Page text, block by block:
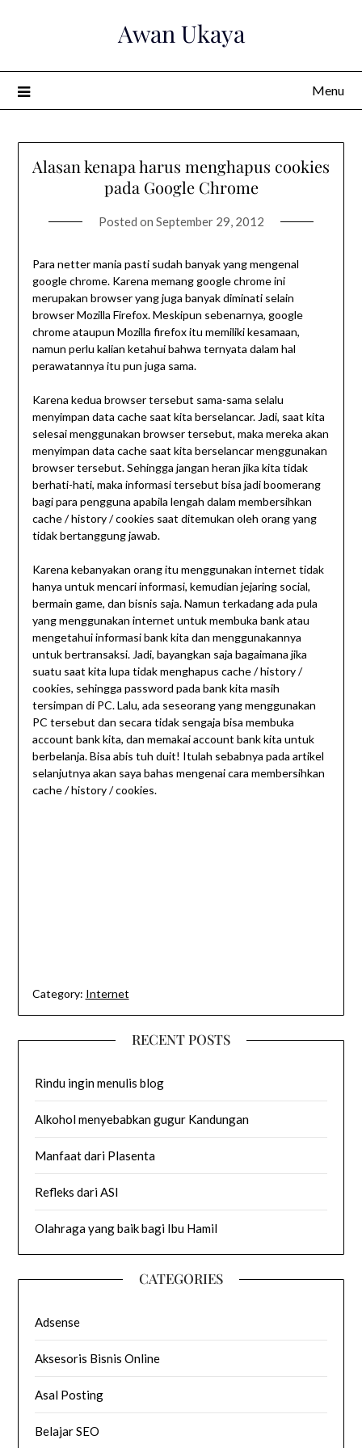
Awan Ukaya
Menu
Alasan kenapa harus menghapus cookies
pada Google Chrome
Posted on September 29, 2012
Para netter mania pasti sudah banyak yang mengenal
google chrome. Karena memang google chrome ini
merupakan browser yang juga banyak diminati selain
browser Mozilla Firefox. Meskipun sebenarnya, google
chrome ataupun Mozilla firefox itu memiliki kesamaan,
namun perlu kalian ketahui bahwa ternyata dalam hal
perawatannya itu pun juga sama.
Karena kedua browser tersebut sama-sama selalu
menyimpan data cache saat kita berselancar. Jadi, saat kita
selesai menggunakan browser tersebut, maka mereka akan
menyimpan data cache saat kita berselancar menggunakan
browser tersebut. Sehingga jangan heran jika kita tidak
berhati-hati, maka informasi tersebut bisa jadi boomerang
bagi para pengguna apabila lengah dalam membersihkan
cache / history / cookies saat ditemukan oleh orang yang
tidak bertanggung jawab.
Karena kebanyakan orang itu menggunakan internet tidak
hanya untuk mencari informasi, kemudian jejaring social,
bermain game, dan bisnis saja. Namun terkadang ada pula
yang menggunakan internet untuk membuka bank atau
mengetahui informasi bank kita dan menggunakannya
untuk bertransaksi. Jadi, bayangkan saja bagaimana jika
suatu saat kita lupa tidak menghapus cache / history /
cookies, sehingga password pada bank kita masih
tersimpan di PC. Lalu, ada seseorang yang menggunakan
PC tersebut dan secara tidak sengaja bisa membuka
account bank kita, dan memakai account bank kita untuk
berbelanja. Bisa abis tuh duit! Itulah sebabnya pada artikel
selanjutnya akan saya bahas mengenai cara membersihkan
cache / history / cookies.
Category: Internet
RECENT POSTS
Rindu ingin menulis blog
Alkohol menyebabkan gugur Kandungan
Manfaat dari Plasenta
Refleks dari ASI
Olahraga yang baik bagi Ibu Hamil
CATEGORIES
Adsense
Aksesoris Bisnis Online
Asal Posting
Belajar SEO